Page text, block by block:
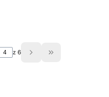
strony z produktami
z 6 Przejdź do